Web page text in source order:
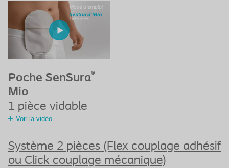
Poche SenSura®
Mio
1 pièce vidable
Voir la vidéo
Système 2 pièces (Flex couplage adhésif
ou Click couplage mécanique)